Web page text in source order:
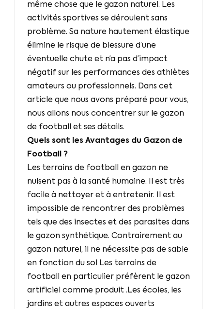
même chose que le gazon naturel. Les
activités sportives se déroulent sans
problème. Sa nature hautement élastique
élimine le risque de blessure d’une
éventuelle chute et n’a pas d’impact
négatif sur les performances des athlètes
amateurs ou professionnels. Dans cet
article que nous avons préparé pour vous,
nous allons nous concentrer sur le gazon
de football et ses détails.
Quels sont les Avantages du Gazon de
Football ?
Les terrains de football en gazon ne
nuisent pas à la santé humaine. Il est très
facile à nettoyer et à entretenir. Il est
impossible de rencontrer des problèmes
tels que des insectes et des parasites dans
le gazon synthétique. Contrairement au
gazon naturel, il ne nécessite pas de sable
en fonction du sol Les terrains de
football en particulier préfèrent le gazon
artificiel comme produit .Les écoles, les
jardins et autres espaces ouverts